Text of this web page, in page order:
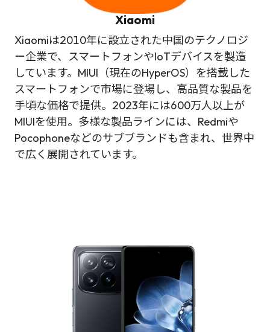
Xiaomi
Xiaomiは2010年に設立された中国のテクノロジ
ー企業で、スマートフォンやIoTデバイスを製造
しています。MIUI（現在のHyperOS）を搭載した
スマートフォンで市場に登場し、高品質な製品を
手頃な価格で提供。2023年には600万人以上が
MIUIを使用。多様な製品ラインには、Redmiや
Pocophoneなどのサブブランドも含まれ、世界中
で広く展開されています。